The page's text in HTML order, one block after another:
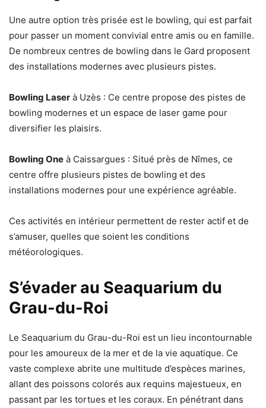
Une autre option très prisée est le bowling, qui est parfait
pour passer un moment convivial entre amis ou en famille.
De nombreux centres de bowling dans le Gard proposent
des installations modernes avec plusieurs pistes.
Bowling Laser à Uzès : Ce centre propose des pistes de
bowling modernes et un espace de laser game pour
diversifier les plaisirs.
Bowling One à Caissargues : Situé près de Nîmes, ce
centre offre plusieurs pistes de bowling et des
installations modernes pour une expérience agréable.
Ces activités en intérieur permettent de rester actif et de
s’amuser, quelles que soient les conditions
météorologiques.
S’évader au Seaquarium du
Grau-du-Roi
Le Seaquarium du Grau-du-Roi est un lieu incontournable
pour les amoureux de la mer et de la vie aquatique. Ce
vaste complexe abrite une multitude d’espèces marines,
allant des poissons colorés aux requins majestueux, en
passant par les tortues et les coraux. En pénétrant dans